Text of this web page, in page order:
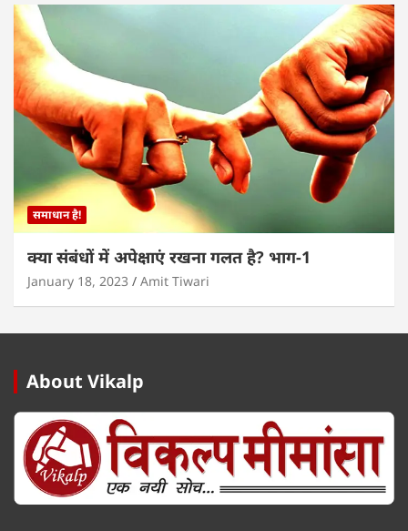
समाधान है!
क्या संबंधों में अपेक्षाएं रखना गलत है? भाग-1
January 18, 2023 Amit Tiwari
About Vikalp